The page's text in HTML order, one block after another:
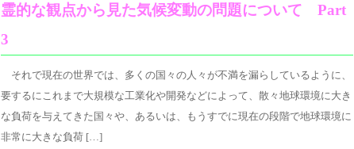
霊的な観点から見た気候変動の問題について Part
3
それで現在の世界では、多くの国々の人々が不満を漏らしているように、
要するにこれまで大規模な工業化や開発などによって、散々地球環境に大き
な負荷を与えてきた国々や、あるいは、もうすでに現在の段階で地球環境に
非常に大きな負荷 […]